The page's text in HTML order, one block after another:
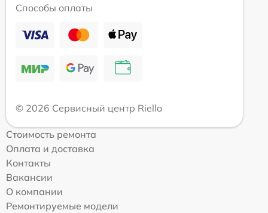
Способы оплаты
© 2026 Сервисный центр Riello
Стоимость ремонта
Оплата и доставка
Контакты
Вакансии
О компании
Ремонтируемые модели